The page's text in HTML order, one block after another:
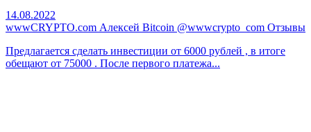
14.08.2022
wwwCRYPTO.com Алексей Bitcoin @wwwcrypto_com Отзывы
Предлагается сделать инвестиции от 6000 рублей , в итоге
обещают от 75000 . После первого платежа...